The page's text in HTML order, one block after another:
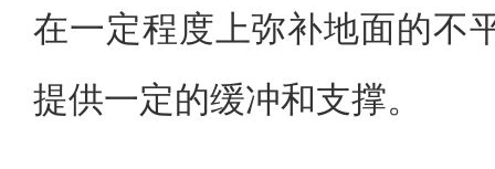
在一定程度上弥补地面的不
提供一定的缓冲和支撑。